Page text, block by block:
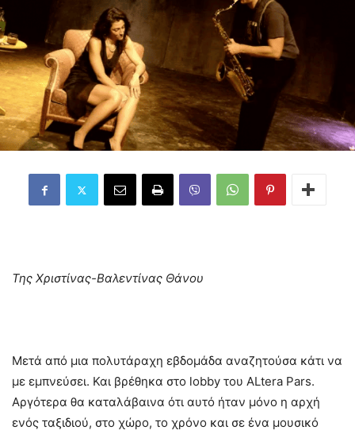
Της Χριστίνας-Βαλεντίνας Θάνου
Μετά από μια πολυτάραχη εβδομάδα αναζητούσα κάτι να
με εμπνεύσει. Και βρέθηκα στο lobby του ALtera Pars.
Αργότερα θα καταλάβαινα ότι αυτό ήταν μόνο η αρχή
ενός ταξιδιού, στο χώρο, το χρόνο και σε ένα μουσικό